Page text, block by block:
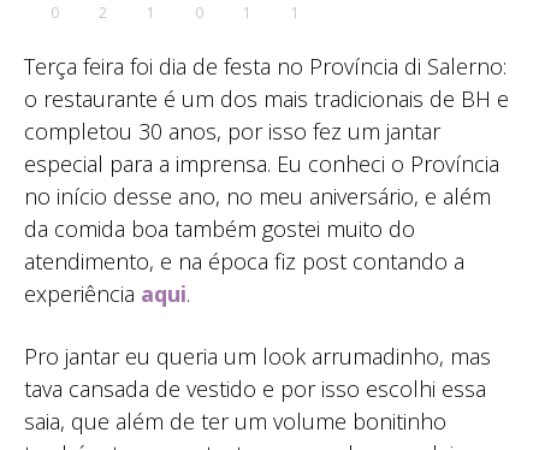
0 2 1 0 1 1
Terça feira foi dia de festa no Província di Salerno:
o restaurante é um dos mais tradicionais de BH e
completou 30 anos, por isso fez um jantar
especial para a imprensa. Eu conheci o Província
no início desse ano, no meu aniversário, e além
da comida boa também gostei muito do
atendimento, e na época fiz post contando a
experiência aqui.
Pro jantar eu queria um look arrumadinho, mas
tava cansada de vestido e por isso escolhi essa
saia, que além de ter um volume bonitinho